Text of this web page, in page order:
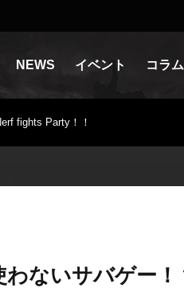
NEWS イベント コラム
fights Party！！
わないサバゲー